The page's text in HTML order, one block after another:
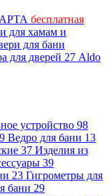
АРТА бесплатная
для хамам и
для бани
для дверей 27 Aldo
устройство 98
Ведро для бани 13
37 Изделия из
39
23 Гигрометры для
бани 29